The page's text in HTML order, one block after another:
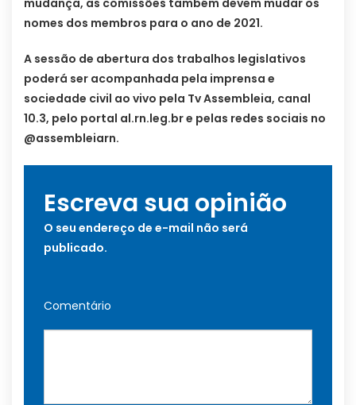
nomes dos membros para o ano de 2021.
A sessão de abertura dos trabalhos legislativos
poderá ser acompanhada pela imprensa e
sociedade civil ao vivo pela Tv Assembleia, canal
10.3, pelo portal al.rn.leg.br e pelas redes sociais no
@assembleiarn.
Escreva sua opinião
O seu endereço de e-mail não será
publicado.
Comentário